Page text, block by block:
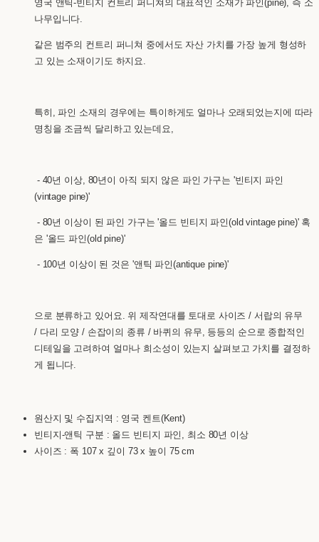
영국 앤틱-빈티지 컨트리 퍼니쳐의 대표적인 소재가 파인(pine), 즉 소
나무입니다.
같은 범주의 컨트리 퍼니쳐 중에서도 자산 가치를 가장 높게 형성하
고 있는 소재이기도 하지요.
특히, 파인 소재의 경우에는 특이하게도 얼마나 오래되었는지에 따라
명칭을 조금씩 달리하고 있는데요,
- 40년 이상, 80년이 아직 되지 않은 파인 가구는 '빈티지 파인
(vintage pine)'
- 80년 이상이 된 파인 가구는 '올드 빈티지 파인(old vintage pine)' 혹
은 '올드 파인(old pine)'
- 100년 이상이 된 것은 '앤틱 파인(antique pine)'
으로 분류하고 있어요. 위 제작연대를 토대로 사이즈 / 서랍의 유무
/ 다리 모양 / 손잡이의 종류 / 바퀴의 유무, 등등의 순으로 종합적인
디테일을 고려하여 얼마나 희소성이 있는지 살펴보고 가치를 결정하
게 됩니다.
원산지 및 수집지역 : 영국 켄트(Kent)
빈티지-앤틱 구분 : 올드 빈티지 파인, 최소 80년 이상
사이즈 : 폭 107 x 깊이 73 x 높이 75 cm